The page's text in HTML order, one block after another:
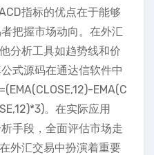
指标的优点在于能够
把握市场动向。在外汇
分析工具如趋势线和价
式源码在通达信软件中
EMA(C
。在实际应用
手段，全面评估市场走
外汇交易中扮演着重要